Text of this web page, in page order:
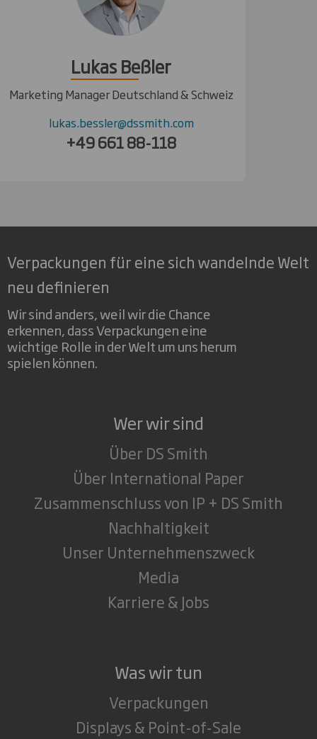
Lukas Beßler
Marketing Manager Deutschland & Schweiz
lukas.bessler@dssmith.com
+49 661 88-118
Verpackungen für eine sich wandelnde Welt
neu definieren
Wir sind anders, weil wir die Chance
erkennen, dass Verpackungen eine
wichtige Rolle in der Welt um uns herum
spielen können.
Wer wir sind
Über DS Smith
Über International Paper
Zusammenschluss von IP + DS Smith
Nachhaltigkeit
Unser Unternehmenszweck
Media
Karriere & Jobs
Was wir tun
Verpackungen
Displays & Point-of-Sale